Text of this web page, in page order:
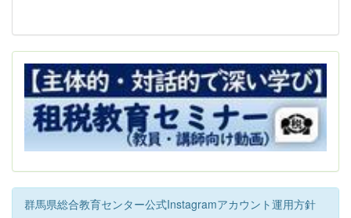
群馬県総合教育センター公式Instagramアカウント運用方針